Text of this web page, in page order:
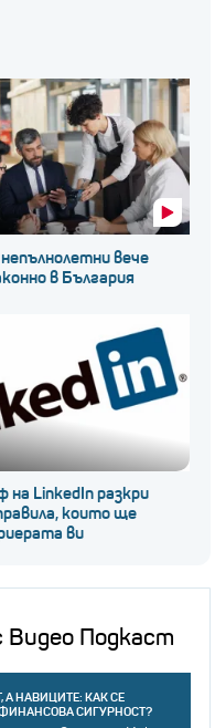
вече
в България
LinkedIn разкри
които ще
ви
Видео Подкаст
А НАВИЦИТЕ: КАК СЕ
СИГУРНОСТ?